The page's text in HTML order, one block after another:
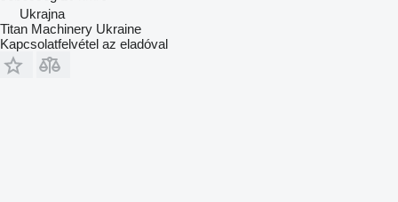
Ukrajna
Titan Machinery Ukraine
Kapcsolatfelvétel az eladóval